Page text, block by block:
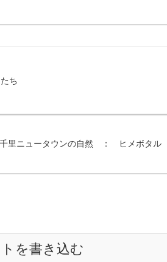
ち
千里ニュータウンの自然 ： ヒメボタル
を書き込む